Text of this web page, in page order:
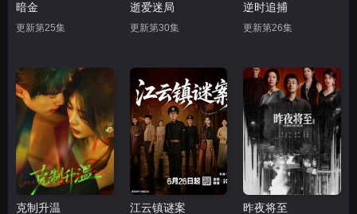
暗金
更新第25集
逝爱迷局
更新第30集
逆时追捕
更新第26集
克制升温 江云镇谜案 昨夜将至